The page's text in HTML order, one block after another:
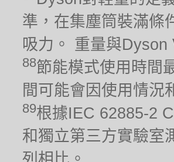
準，在集塵筒裝滿條
吸力。 重量與
88節能模式使用時間
間可能會因使用情況
89根據IEC 62885-2
和獨立第三方實驗室